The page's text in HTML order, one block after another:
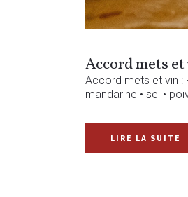
Accord mets
Accord mets et vin :
mandarine • sel •